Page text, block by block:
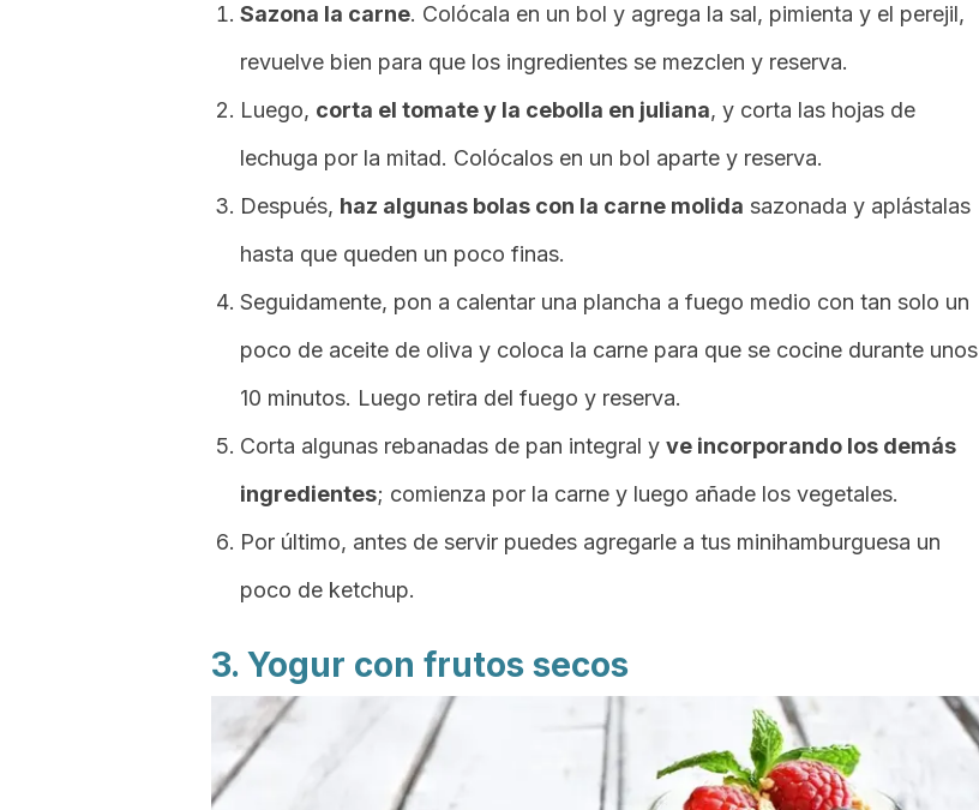
Sazona la carne. Colócala en un bol y agrega la sal, pimienta y el perejil,
revuelve bien para que los ingredientes se mezclen y reserva.
Luego, corta el tomate y la cebolla en juliana, y corta las hojas de
lechuga por la mitad. Colócalos en un bol aparte y reserva.
Después, haz algunas bolas con la carne molida sazonada y aplástalas
hasta que queden un poco finas.
Seguidamente, pon a calentar una plancha a fuego medio con tan solo un
poco de aceite de oliva y coloca la carne para que se cocine durante unos
10 minutos. Luego retira del fuego y reserva.
Corta algunas rebanadas de pan integral y ve incorporando los demás
ingredientes; comienza por la carne y luego añade los vegetales.
Por último, antes de servir puedes agregarle a tus minihamburguesa un
poco de ketchup.
3. Yogur con frutos secos